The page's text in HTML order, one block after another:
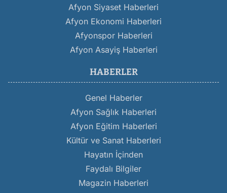
Afyon Siyaset Haberleri
Afyon Ekonomi Haberleri
Afyonspor Haberleri
Afyon Asayiş Haberleri
HABERLER
Genel Haberler
Afyon Sağlık Haberleri
Afyon Eğitim Haberleri
Kültür ve Sanat Haberleri
Hayatın İçinden
Faydalı Bilgiler
Magazin Haberleri